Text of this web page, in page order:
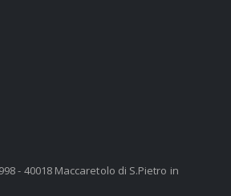
- 40018 Maccaretolo di S.Pietro in